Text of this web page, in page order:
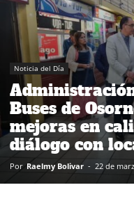
Noticia del Día
Buses de
mejoras en
diálogo con
Por Raelmy Bolivar - 22 de